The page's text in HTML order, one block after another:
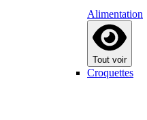
Alimentation
Tout voir
Croquettes